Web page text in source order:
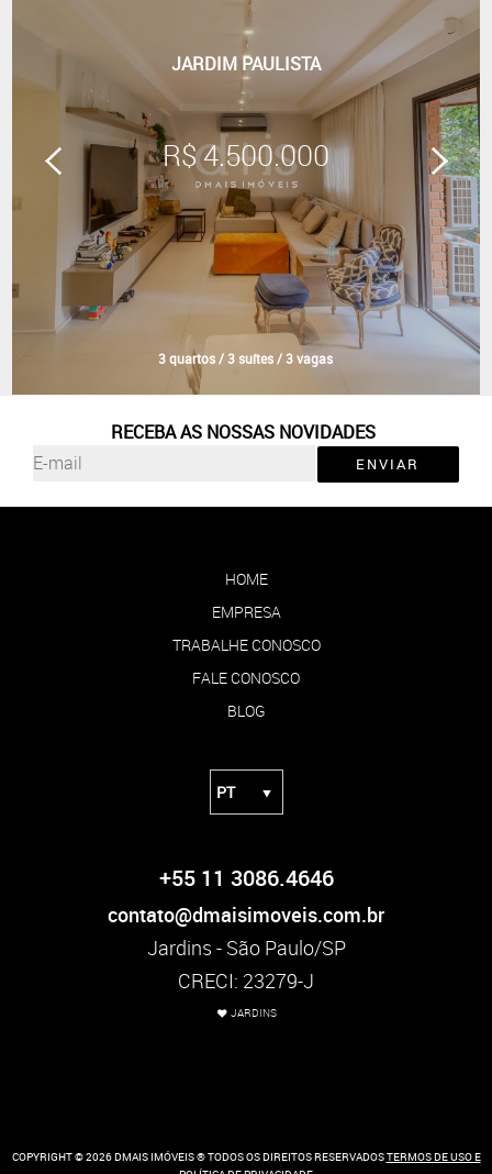
JARDIM PAULISTA
R$ 4.500.000
3 quartos / 3 suítes / 3 vagas
RECEBA AS NOSSAS NOVIDADES
ENVIAR
HOME
EMPRESA
TRABALHE CONOSCO
FALE CONOSCO
BLOG
+55 11 3086.4646
contato@dmaisimoveis.com.br
Jardins - São Paulo/SP
CRECI: 23279-J
JARDINS
COPYRIGHT © 2026 DMAIS IMÓVEIS ® TODOS OS DIREITOS RESERVADOSTERMOS DE USO E